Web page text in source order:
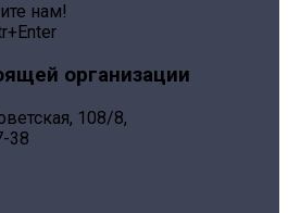
нам!
организации
108/8,
38